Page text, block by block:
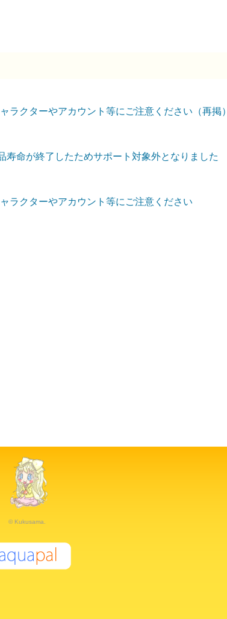
ラクターやアカウント等にご注意ください（再掲）
寿命が終了したためサポート対象外となりました
ラクターやアカウント等にご注意ください
© Kukusama.